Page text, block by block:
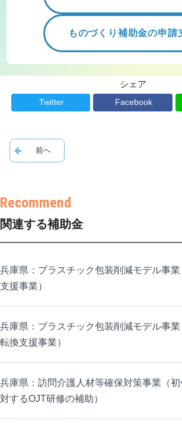
ものづくり補助金の申請
シェア
Twitter Facebook
関連する補助金
兵庫県：プラスチック包装削減モデル事
支援事業）
兵庫県：プラスチック包装削減モデル事
転換支援事業）
兵庫県：訪問介護人材等確保対策事業（
対するOJT研修の補助）